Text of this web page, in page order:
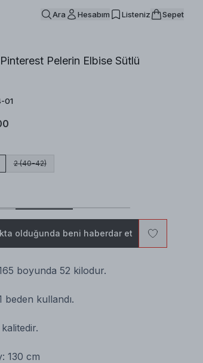
Ara Hesabım Listeniz Sepet
Pinterest Pelerin Elbise Sütlü
01
2 (40-42)
olduğunda beni haberdar et
boyunda 52 kilodur.
beden kullandı.
130 cm